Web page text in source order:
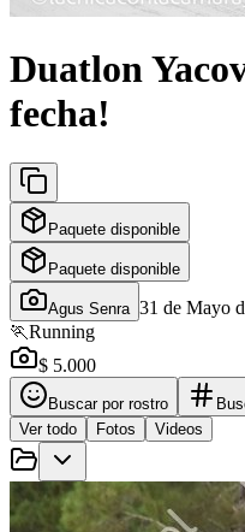
Duatlon
fecha!
Paquete disponible
Paquete disponible
Agus Senra 31 de Mayo
🏃Running
$ 5.000
Buscar por rostro
Ver todo
Fotos Videos